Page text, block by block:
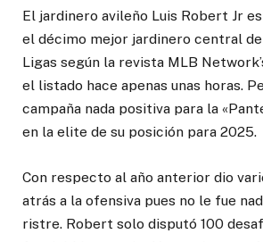
El jardinero avileño Luis Robert Jr
el décimo mejor jardinero central de
Ligas según la revista MLB
el listado hace apenas unas horas.
campaña nada positiva para la
en la elite de su posición para 2025.
Con respecto al año anterior dio
atrás a la ofensiva pues no le fue
ristre. Robert solo disputó 100